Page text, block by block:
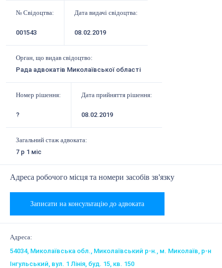
№ Свідоцтва:
001543
Дата видачі свідоцтва:
08.02.2019
Орган, що видав свідоцтво:
Рада адвокатів Миколаївської області
Номер рішення:
?
Дата прийняття рішення:
08.02.2019
Загальний стаж адвоката:
7 р 1 міс
Адреса робочого місця та номери засобів зв'язку
Записати на консультацію до адвоката
Адреса:
54034, Миколаївська обл., Миколаївський р-н., м. Миколаїв, р-н
Інгульський, вул. 1 Лінія, буд. 15, кв. 150